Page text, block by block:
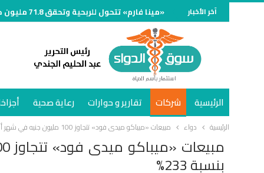
آخر الأخبار «مينا فارم» تتحول للربحية وتحقق 71.8 مليون جنيه خلال الربع الأول من 2026
الرئيسية شركات تقارير و حوارات رعاية صحية
الرئيسية دواء مبيعات «ميباكو ميدى فود» تتجاوز 100 مليون جنيه في شهر أبريل 2025 وتنمو بنسبة 233%
بنسبة 233%